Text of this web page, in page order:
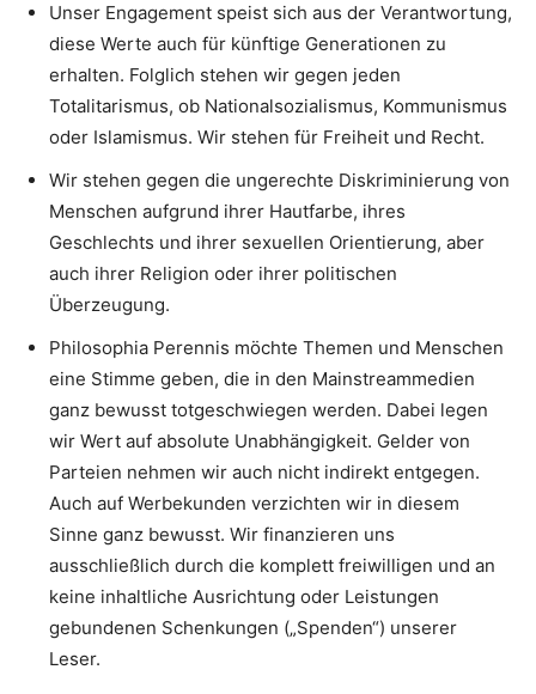
Unser Engagement speist sich aus der Verantwortung,
diese Werte auch für künftige Generationen zu
erhalten. Folglich stehen wir gegen jeden
Totalitarismus, ob Nationalsozialismus, Kommunismus
oder Islamismus. Wir stehen für Freiheit und Recht.
Wir stehen gegen die ungerechte Diskriminierung von
Menschen aufgrund ihrer Hautfarbe, ihres
Geschlechts und ihrer sexuellen Orientierung, aber
auch ihrer Religion oder ihrer politischen
Überzeugung.
Philosophia Perennis möchte Themen und Menschen
eine Stimme geben, die in den Mainstreammedien
ganz bewusst totgeschwiegen werden. Dabei legen
wir Wert auf absolute Unabhängigkeit. Gelder von
Parteien nehmen wir auch nicht indirekt entgegen.
Auch auf Werbekunden verzichten wir in diesem
Sinne ganz bewusst. Wir finanzieren uns
ausschließlich durch die komplett freiwilligen und an
keine inhaltliche Ausrichtung oder Leistungen
gebundenen Schenkungen („Spenden“) unserer
Leser.